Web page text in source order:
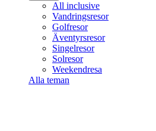
All inclusive
Vandringsresor
Golfresor
Äventyrsresor
Singelresor
Solresor
Weekendresa
Alla teman